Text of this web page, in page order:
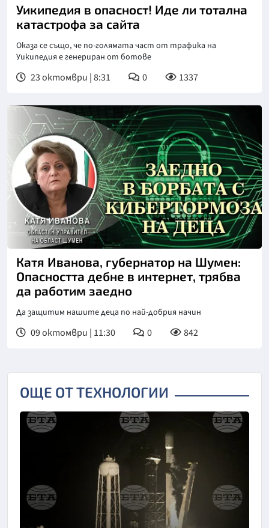
Уикипедия в опасност! Иде ли тотална
катастрофа за сайта
Оказа се също, че по-голямата част от трафика на
Уикипедия е генериран от ботове
23 октомври | 8:31 0 1337
Катя Иванова, губернатор на Шумен:
Опасността дебне в интернет, трябва
да работим заедно
Да защитим нашите деца по най-добрия начин
09 октомври | 11:30 0 842
ОЩЕ ОТ ТЕХНОЛОГИИ